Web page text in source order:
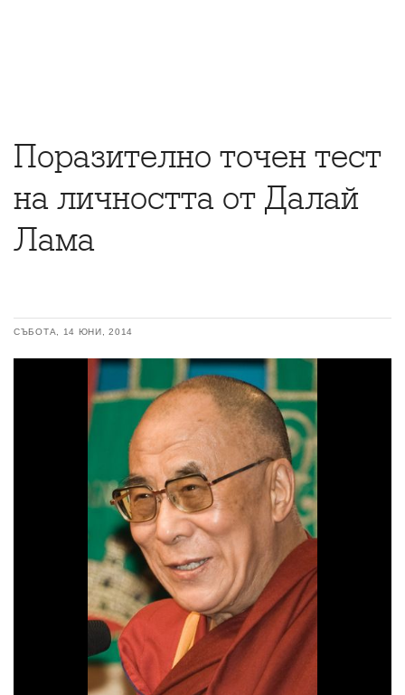
Поразително точен тест
на личността от Далай
Лама
СЪБОТА, 14 ЮНИ, 2014